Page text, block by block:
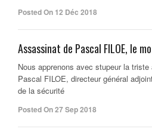
Posted On 12 Déc 2018
Assassinat de Pascal FILOE, le
Nous apprenons avec stupeur la
Pascal FILOE, directeur général
de la sécurité
Posted On 27 Sep 2018